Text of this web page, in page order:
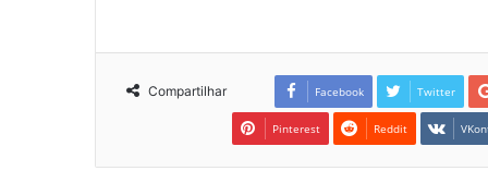
Compartilhar Facebook Twitter
Pinterest Reddit